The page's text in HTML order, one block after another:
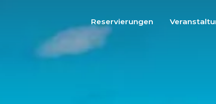
Reservierungen